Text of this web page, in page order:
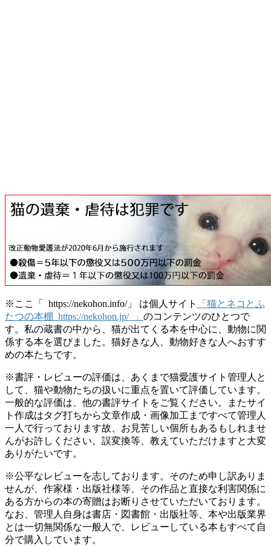
※ここ「 https://nekohon.info/」 は個人サイト
「猫とネコとふ
たつの本棚 https://nekohon.jp/ 」 のコンテンツのひとつで
す。私の蔵書の中から、猫が出てくる本を中心に、動物に関
係する本を選びました。猫好きな人、動物好きな人へおすす
めの本たちです。
※書評・レビューの評価は、あくまで猫愛護サイト管理人と
して、猫や動物たちの扱いに重点を置いて評価しています。
一般的な評価は、他の書評サイトをご覧ください。またサイ
ト作成はタグ打ちから文章作成・画像加工まですべて管理人
一人で行っております故、お見苦しい個所もあるもしれませ
んがお許しください。誤変換等、教えていただけますと大変
ありがたいです。
※公平なレビューを志しております。そのため申し訳ありま
せんが、作家様・出版社様等、その作品と直接な利害関係に
ある方からの本の寄贈はお断りさせていただいております。
なお、管理人自身は書店・図書館・出版社等、本や出版業界
とは一切無関係な一般人で、レビューしている本もすべて自
分で購入しています。